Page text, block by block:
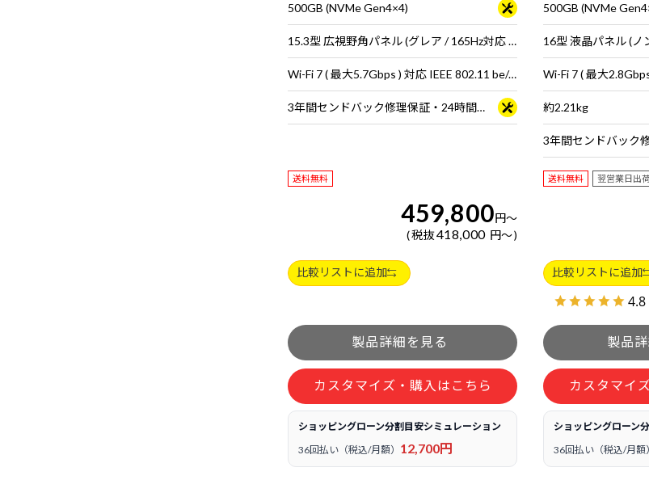
500GB (NVMe Gen4×4)
15.3型 広視野角パネル (グレア / 165Hz対応 / アスペクト比16:10)
Wi-Fi 7 ( 最大5.7Gbps ) 対応 IEEE 802.11 be/ax/ac/a/b/g/n準拠 ＋ Bluetooth 6内蔵
3年間センドバック修理保証・24時間×365日電話サポート
送料無料
459,800円～
税抜 418,000 円～
比較リストに追加
カスタマイズ・購入はこちら
ショッピングローン分割目安シミュレーション
36回払い（税込/月額） 12,700円
500GB (NVMe
約2.21kg
送料無料 翌営業日出
比較リストに追加
4.8
カスタマイ
ショッピングローン
36回払い（税込/月額）